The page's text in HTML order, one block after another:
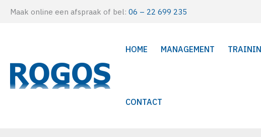
Maak online een afspraak of bel: 06 – 22 699 235
HOME MANAGEMENT
CONTACT